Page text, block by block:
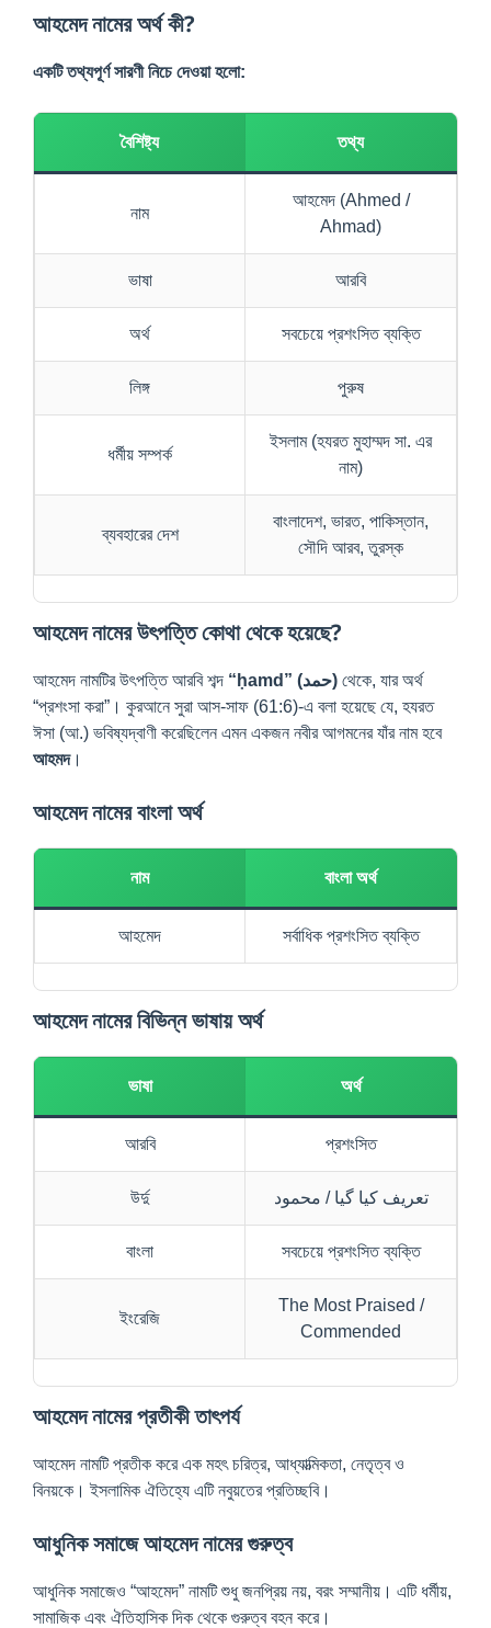
আহমেদ নামের অর্থ কী?
একটি তথ্যপূর্ণ সারণী নিচে দেওয়া হলো:
বৈশিষ্ট্য তথ্য
নাম
আহমেদ (Ahmed /
Ahmad)
ভাষা আরবি
অর্থ সবচেয়ে প্রশংসিত ব্যক্তি
লিঙ্গ পুরুষ
ধর্মীয় সম্পর্ক
ইসলাম (হযরত মুহাম্মদ সা. এর
নাম)
ব্যবহারের দেশ
বাংলাদেশ, ভারত, পাকিস্তান,
সৌদি আরব, তুরস্ক
আহমেদ নামের উৎপত্তি কোথা থেকে হয়েছে?
আহমেদ নামটির উৎপত্তি আরবি শব্দ “ḥamd” (حمد) থেকে, যার অর্থ
“প্রশংসা করা”। কুরআনে সুরা আস-সাফ (61:6)-এ বলা হয়েছে যে, হযরত
ঈসা (আ.) ভবিষ্যদ্বাণী করেছিলেন এমন একজন নবীর আগমনের যাঁর নাম হবে
আহমদ।
আহমেদ নামের বাংলা অর্থ
নাম বাংলা অর্থ
আহমেদ সর্বাধিক প্রশংসিত ব্যক্তি
আহমেদ নামের বিভিন্ন ভাষায় অর্থ
ভাষা অর্থ
আরবি প্রশংসিত
উর্দু تعریف کیا گیا / محمود
বাংলা সবচেয়ে প্রশংসিত ব্যক্তি
ইংরেজি
The Most Praised /
Commended
আহমেদ নামের প্রতীকী তাৎপর্য
আহমেদ নামটি প্রতীক করে এক মহৎ চরিত্র, আধ্যাত্মিকতা, নেতৃত্ব ও
বিনয়কে। ইসলামিক ঐতিহ্যে এটি নবুয়তের প্রতিচ্ছবি।
আধুনিক সমাজে আহমেদ নামের গুরুত্ব
আধুনিক সমাজেও “আহমেদ” নামটি শুধু জনপ্রিয় নয়, বরং সম্মানীয়। এটি ধর্মীয়,
সামাজিক এবং ঐতিহাসিক দিক থেকে গুরুত্ব বহন করে।